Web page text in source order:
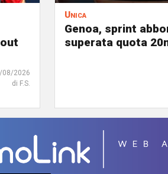
08/2026
di F.S.
Unica
Genoa, sprint
superata quota